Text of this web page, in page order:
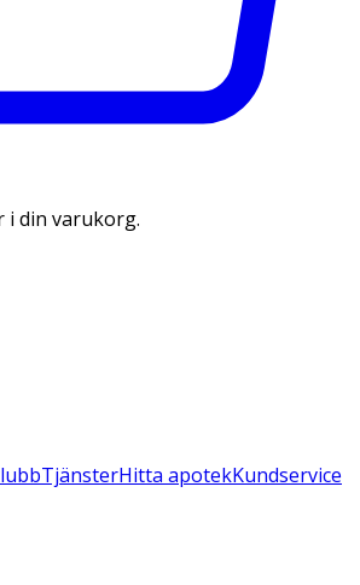
i din varukorg.
TjänsterHitta apotekKundservice